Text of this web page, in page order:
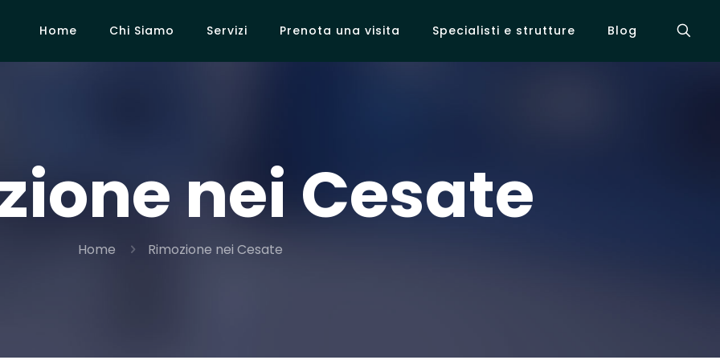
Home Chi Siamo Servizi Prenota una visita Specialisti e strutture Blog
nei Cesate
Home Rimozione nei Cesate